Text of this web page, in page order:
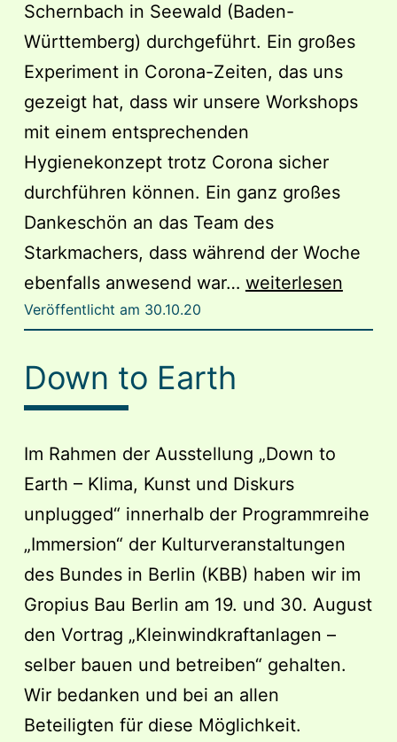
Schernbach in Seewald (Baden-
Württemberg) durchgeführt. Ein großes
Experiment in Corona-Zeiten, das uns
gezeigt hat, dass wir unsere Workshops
mit einem entsprechenden
Hygienekonzept trotz Corona sicher
durchführen können. Ein ganz großes
Dankeschön an das Team des
Starkmachers, dass während der Woche
ebenfalls anwesend war… Workshop
weiterlesen
Veröffentlicht am 30.10.20
Down to Earth
Im Rahmen der Ausstellung „Down to
Earth – Klima, Kunst und Diskurs
unplugged“ innerhalb der Programmreihe
„Immersion“ der Kulturveranstaltungen
des Bundes in Berlin (KBB) haben wir im
Gropius Bau Berlin am 19. und 30. August
den Vortrag „Kleinwindkraftanlagen –
selber bauen und betreiben“ gehalten.
Wir bedanken und bei an allen
Beteiligten für diese Möglichkeit.